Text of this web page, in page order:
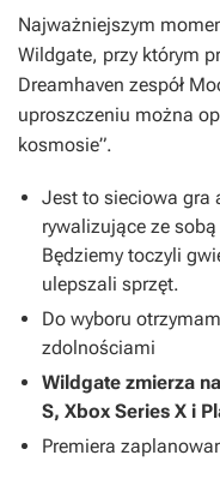
Najważniejszym
Wildgate, przy którym
Dreamhaven zespół
uproszczeniu można
kosmosie”.
Jest to sieciowa gra
rywalizujące ze
Będziemy toczyli
ulepszali sprzęt.
Do wyboru
zdolnościami
Wildgate zmierza
S, Xbox Series X i
Premiera